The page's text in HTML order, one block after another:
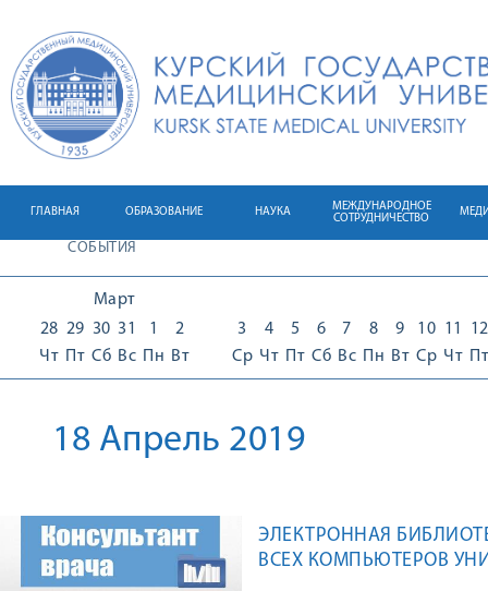
ГЛАВНАЯ ОБРАЗОВАНИЕ НАУКА
МЕЖДУНАРОДНОЕ
СОТРУДНИЧЕСТВО
СОБЫТИЯ
Март
28
Чт
29
Пт
30
Сб
31
Вс
1
Пн
2
Вт
3
Ср
4
Чт
5
Пт
6
Сб
7
Вс
8
Пн
9
Вт
10
Ср
11
Чт
12
Пт
18 Апрель 2019
ЭЛЕКТРОННАЯ
ВСЕХ КОМПЬЮТЕРОВ